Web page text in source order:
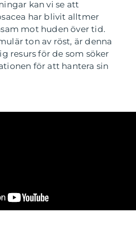
kan vi se att
har blivit alltmer
mot huden över tid.
ton av röst, är denna
resurs för de som söker
för att hantera sin